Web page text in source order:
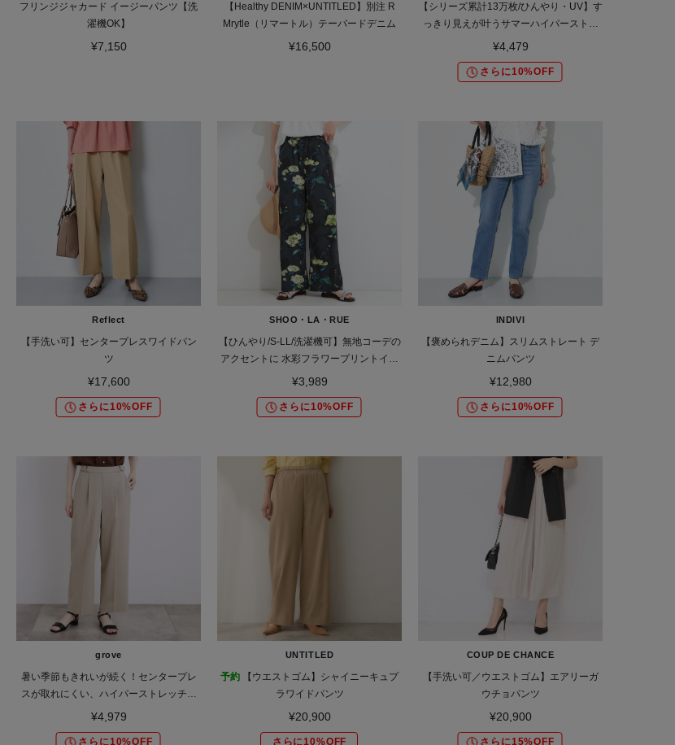
フリンジジャカード イージーパンツ【洗
濯機OK】
¥7,150
【Healthy DENIM×UNTITLED】別注 R
Mrytle（リマートル）テーパードデニム
¥16,500
【シリーズ累計13万枚/ひんやり・UV】す
っきり見えが叶うサマーハイパーストレ
ッチ テーパードパンツ
¥4,479
さらに10%OFF
Reflect
【手洗い可】センタープレスワイドパン
ツ
¥17,600
さらに10%OFF
SHOO・LA・RUE
【ひんやり/S-LL/洗濯機可】無地コーデの
アクセントに 水彩フラワープリントイー
ジーワイドパンツ
¥3,989
さらに10%OFF
INDIVI
【褒められデニム】スリムストレート デ
ニムパンツ
¥12,980
さらに10%OFF
grove
暑い季節もきれいが続く！センタープレ
スが取れにくい、ハイパーストレッチワ
イドパンツ
¥4,979
さらに10%OFF
UNTITLED
予約
【ウエストゴム】シャイニーキュプ
ラワイドパンツ
¥20,900
さらに10%OFF
COUP DE CHANCE
【手洗い可／ウエストゴム】エアリーガ
ウチョパンツ
¥20,900
さらに15%OFF